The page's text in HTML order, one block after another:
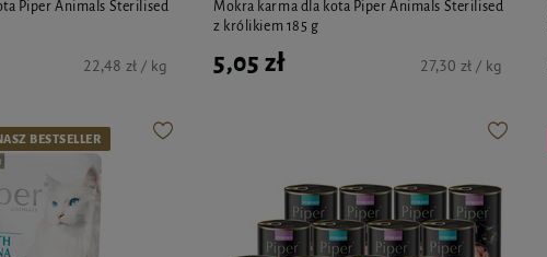
Piper Animals Sterilised
22,48 zł / kg
Mokra karma dla kota Piper Animals Sterilised
z królikiem 185 g
5,05 zł 27,30 zł / kg
BESTSELLER